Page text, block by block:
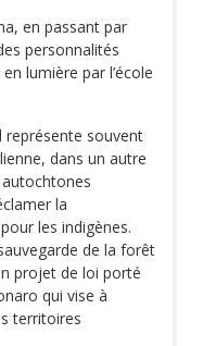
en passant par
personnalités
lumière par l’école
représente souvent
dans un autre
la
les indigènes.
de la forêt
projet de loi porté
qui vise à
territoires